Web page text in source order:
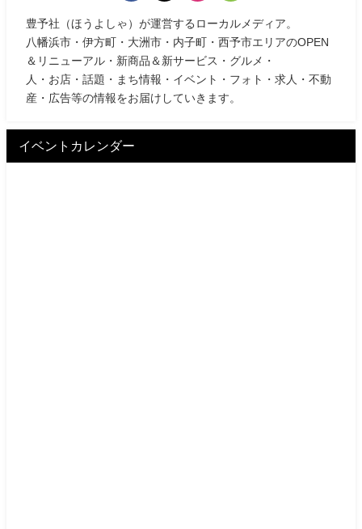
豊予社（ほうよしゃ）が運営するローカルメディア。
八幡浜市・伊方町・大洲市・内子町・西予市エリアのOPEN
＆リニューアル・新商品＆新サービス・グルメ・
人・お店・話題・まち情報・イベント・フォト・求人・不動
産・広告等の情報をお届けしていきます。
イベントカレンダー